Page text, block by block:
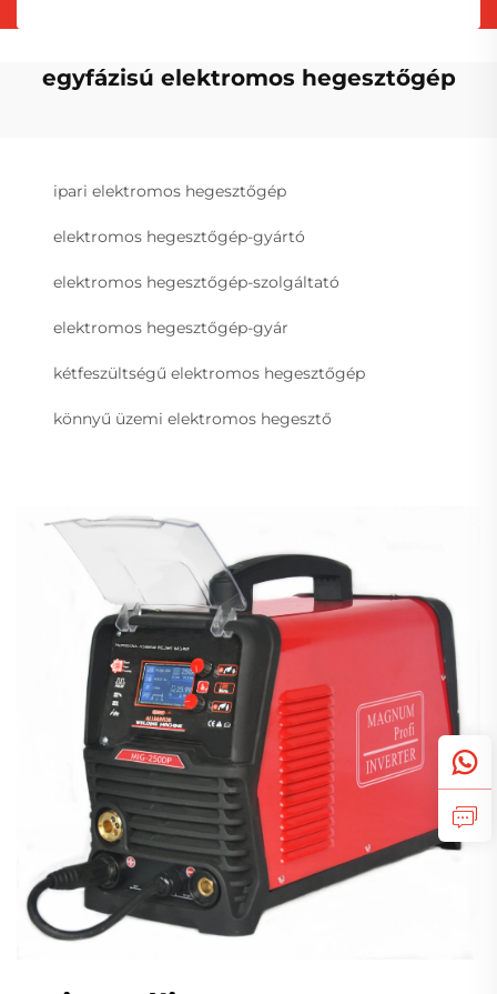
egyfázisú elektromos hegesztőgép
ipari elektromos hegesztőgép
elektromos hegesztőgép-gyártó
elektromos hegesztőgép-szolgáltató
elektromos hegesztőgép-gyár
kétfeszültségű elektromos hegesztőgép
könnyű üzemi elektromos hegesztő